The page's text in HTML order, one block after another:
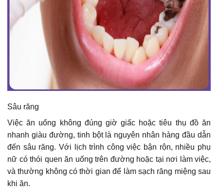
Sâu răng
Việc ăn uống không đúng giờ giấc hoặc tiêu thụ đồ ăn
nhanh giàu đường, tinh bột là nguyên nhân hàng đầu dẫn
đến sâu răng. Với lịch trình công việc bận rộn, nhiều phụ
nữ có thói quen ăn uống trên đường hoặc tại nơi làm việc,
và thường không có thời gian để làm sạch răng miệng sau
khi ăn.